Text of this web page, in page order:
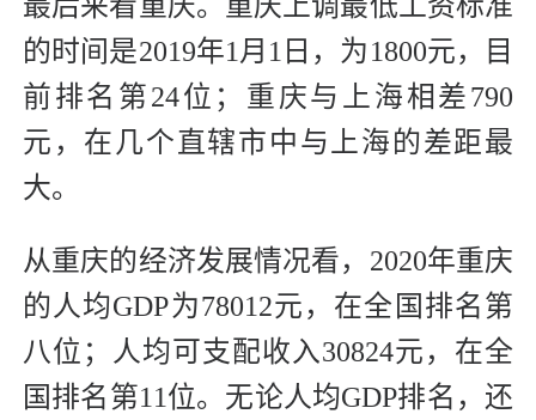
的时间是2019年1月1日，为1800元，目
前排名第24位；重庆与上海相差790
元，在几个直辖市中与上海的差距最
大。
从重庆的经济发展情况看，2020年重庆
的人均GDP为78012元，在全国排名第
八位；人均可支配收入30824元，在全
国排名第11位。无论人均GDP排名，还